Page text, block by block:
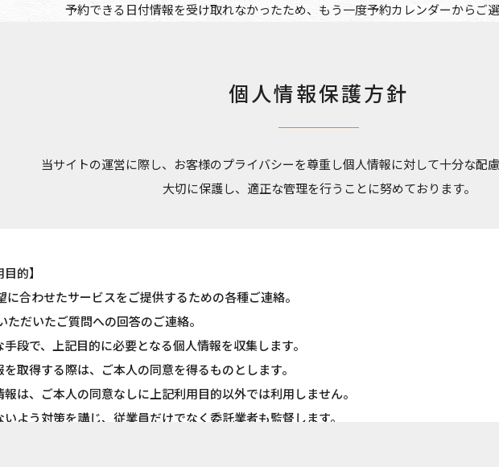
予約できる日付情報を受け取れなかったため、もう一度予約カレンダーからご
個人情報保護方針
当サイトの運営に際し、お客様のプライバシーを尊重し個人情報に対して十分な配慮
大切に保護し、適正な管理を行うことに努めております。
的】
に合わせたサービスをご提供するための各種ご連絡。
ただいたご質問への回答のご連絡。
段で、上記目的に必要となる個人情報を収集します。
取得する際は、ご本人の同意を得るものとします。
は、ご本人の同意なしに上記利用目的以外では利用しません。
よう対策を講じ、従業員だけでなく委託業者も監督します。